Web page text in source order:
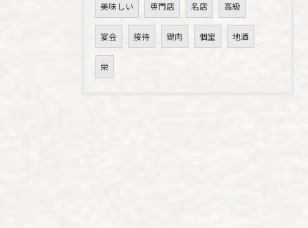
美味しい 専門店 名店 高級
宴会 接待 鶏肉 個室 地酒
栄